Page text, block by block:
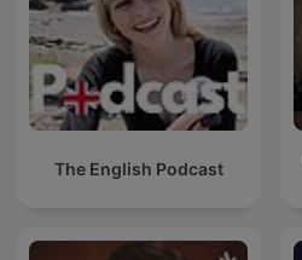
The English Podcast